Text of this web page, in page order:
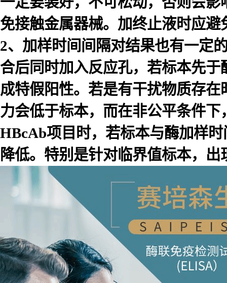
免接触金属器械。加终止液时应避
2、加样时间间隔对结果也有一定
合后同时加入反应孔，若标本先
成特假阳性。若是有干扰物质存
力会低于标本，而在非公平条件
HBcAb项目时，若标本与酶加样
降低。特别是针对临界值标本，出